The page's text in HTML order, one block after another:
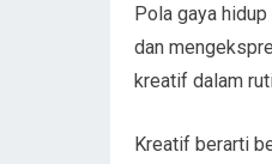
Pola gaya
dan
kreatif dalam
Kreatif berarti